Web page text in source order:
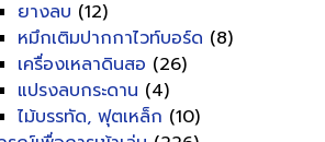
ยางลบ (12)
หมึกเติมปากกาไวท์บอร์ด (8)
เครื่องเหลาดินสอ (26)
แปรงลบกระดาน (4)
ไม้บรรทัด, ฟุตเหล็ก (10)